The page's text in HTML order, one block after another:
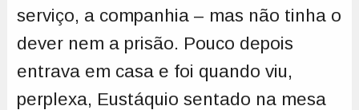
serviço, a companhia – mas não tinha o
dever nem a prisão. Pouco depois
entrava em casa e foi quando viu,
perplexa, Eustáquio sentado na mesa